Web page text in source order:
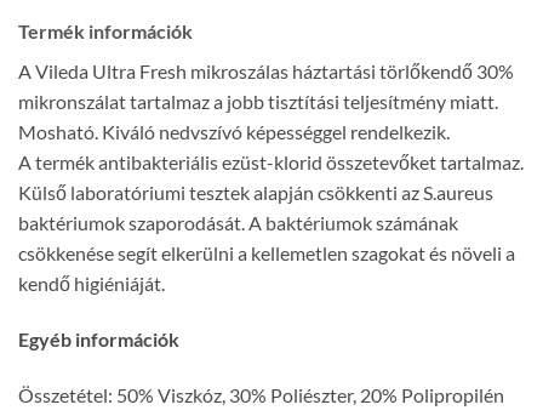
Termék információk
A Vileda Ultra Fresh mikroszálas háztartási törlőkendő 30%
mikronszálat tartalmaz a jobb tisztítási teljesítmény miatt.
Mosható. Kiváló nedvszívó képességgel rendelkezik.
A termék antibakteriális ezüst-klorid összetevőket tartalmaz.
Külső laboratóriumi tesztek alapján csökkenti az S.aureus
baktériumok szaporodását. A baktériumok számának
csökkenése segít elkerülni a kellemetlen szagokat és növeli a
kendő higiéniáját.
Egyéb információk
Összetétel: 50% Viszkóz, 30% Poliészter, 20% Polipropilén